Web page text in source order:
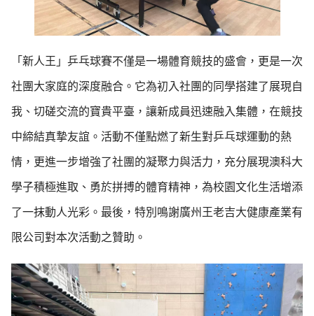
「新人王」乒乓球賽不僅是一場體育競技的盛會，更是一次
社團大家庭的深度融合。它為初入社團的同學搭建了展現自
我、切磋交流的寶貴平臺，讓新成員迅速融入集體，在競技
中締結真摯友誼。活動不僅點燃了新生對乒乓球運動的熱
情，更進一步增強了社團的凝聚力與活力，充分展現澳科大
學子積極進取、勇於拼搏的體育精神，為校園文化生活增添
了一抹動人光彩。最後，特別鳴謝廣州王老吉大健康產業有
限公司對本次活動之贊助。